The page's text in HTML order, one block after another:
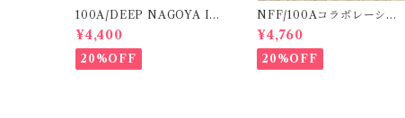
100A/DEEP NAGOYA IM
PACT DRYT
¥4,400
20%OFF
NFF/100Aコラボレーショ
ンT
¥4,760
20%OFF